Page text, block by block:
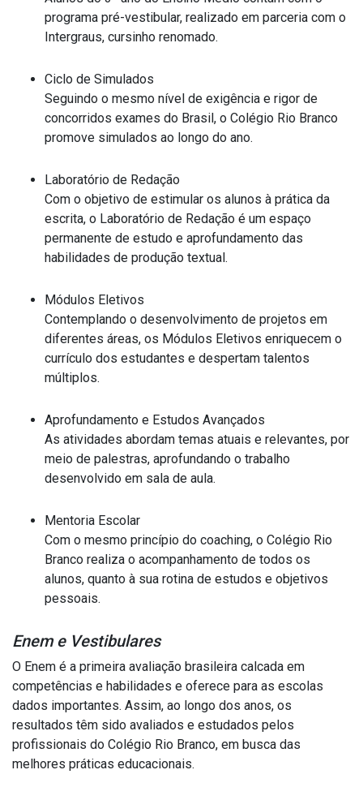
programa pré-vestibular, realizado em parceria com o
Intergraus, cursinho renomado.
Ciclo de Simulados
Seguindo o mesmo nível de exigência e rigor de
concorridos exames do Brasil, o Colégio Rio Branco
promove simulados ao longo do ano.
Laboratório de Redação
Com o objetivo de estimular os alunos à prática da
escrita, o Laboratório de Redação é um espaço
permanente de estudo e aprofundamento das
habilidades de produção textual.
Módulos Eletivos
Contemplando o desenvolvimento de projetos em
diferentes áreas, os Módulos Eletivos enriquecem o
currículo dos estudantes e despertam talentos
múltiplos.
Aprofundamento e Estudos Avançados
As atividades abordam temas atuais e relevantes, por
meio de palestras, aprofundando o trabalho
desenvolvido em sala de aula.
Mentoria Escolar
Com o mesmo princípio do coaching, o Colégio Rio
Branco realiza o acompanhamento de todos os
alunos, quanto à sua rotina de estudos e objetivos
pessoais.
Enem e Vestibulares
O Enem é a primeira avaliação brasileira calcada em
competências e habilidades e oferece para as escolas
dados importantes. Assim, ao longo dos anos, os
resultados têm sido avaliados e estudados pelos
profissionais do Colégio Rio Branco, em busca das
melhores práticas educacionais.